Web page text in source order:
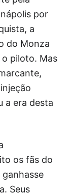
por
a
do Monza
o piloto. Mas
a era desta
os fãs do
Seus